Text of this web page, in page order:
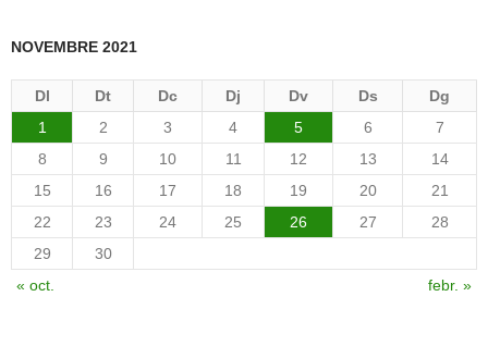
NOVEMBRE 2021
Dl Dt Dc Dj Dv Ds
Dg
1
2 3 4 5 6
7
8
9 10 11 12 13
14
15
16 17 18 19 20
21
22
23 24 25 26 27
28
29
30
« oct.
febr. »